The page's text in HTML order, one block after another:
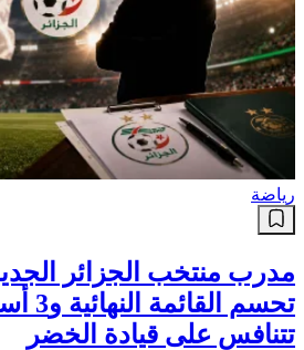
رياضة
مدرب منتخب الجزائر
تحسم
تتنافس على قيادة الخضر